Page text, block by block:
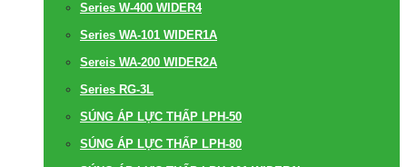
Series W-400 WIDER4
Series WA-101 WIDER1A
Sereis WA-200 WIDER2A
Series RG-3L
SÚNG ÁP LỰC THẤP LPH-50
SÚNG ÁP LỰC THẤP LPH-80